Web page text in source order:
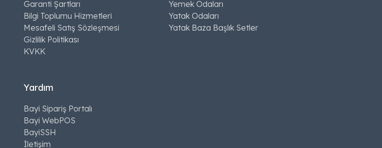
Garanti Şartları
Bilgi Toplumu Hizmetleri
Mesafeli Satış Sözleşmesi
Gizlilik Politikası
KVKK
Yemek Odaları
Yatak Odaları
Yatak Baza Başlık Setler
Yardım
Bayi Sipariş Portalı
Bayi WebPOS
BayiSSH
İletişim